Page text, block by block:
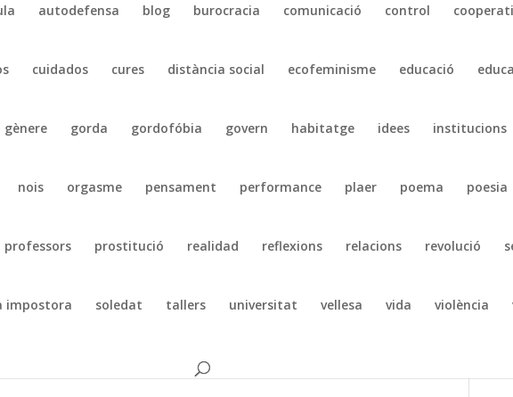
autodefensa blog burocracia comunicació control
cuidados cures distància social ecofeminisme educació
gènere gorda gordofóbia govern habitatge idees institucions
nois orgasme pensament performance plaer poema poesia
professors prostitució realidad reflexions relacions revolució
impostora soledat tallers universitat vellesa vida violència